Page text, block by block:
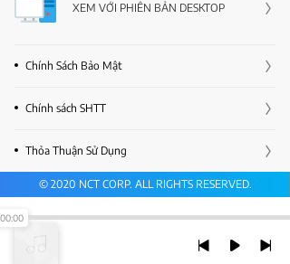
XEM VỚI PHIÊN BẢN DESKTOP
Chính Sách Bảo Mật
Chính sách SHTT
Thỏa Thuận Sử Dụng
© 2020 NCT CORP. ALL RIGHTS RESERVED.
00:00